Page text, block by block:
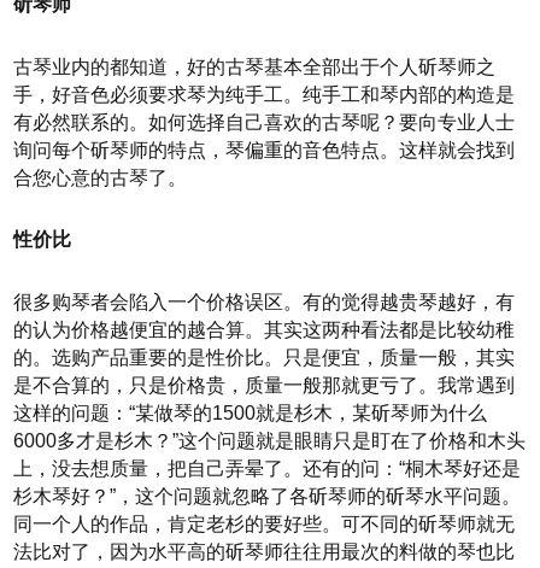
古琴业内的都知道，好的古琴基本全部出于个人斫琴师之
手，好音色必须要求琴为纯手工。纯手工和琴内部的构造是
有必然联系的。如何选择自己喜欢的古琴呢？要向专业人士
询问每个斫琴师的特点，琴偏重的音色特点。这样就会找到
合您心意的古琴了。
性价比
很多购琴者会陷入一个价格误区。有的觉得越贵琴越好，有
的认为价格越便宜的越合算。其实这两种看法都是比较幼稚
的。选购产品重要的是性价比。只是便宜，质量一般，其实
是不合算的，只是价格贵，质量一般那就更亏了。我常遇到
这样的问题：“某做琴的1500就是杉木，某斫琴师为什么
6000多才是杉木？”这个问题就是眼睛只是盯在了价格和木头
上，没去想质量，把自己弄晕了。还有的问：“桐木琴好还是
杉木琴好？”，这个问题就忽略了各斫琴师的斫琴水平问题。
同一个人的作品，肯定老杉的要好些。可不同的斫琴师就无
法比对了，因为水平高的斫琴师往往用最次的料做的琴也比